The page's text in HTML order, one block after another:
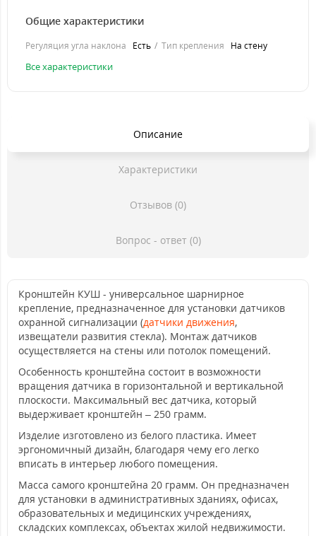
Общие характеристики
Регуляция угла наклона Есть Тип крепления На стену
Все характеристики
Описание
Характеристики
Отзывов (0)
Вопрос - ответ (0)
Кронштейн КУШ - универсальное шарнирное
крепление, предназначенное для установки датчиков
охранной сигнализации (датчики движения,
извещатели развития стекла). Монтаж датчиков
осуществляется на стены или потолок помещений.
Особенность кронштейна состоит в возможности
вращения датчика в горизонтальной и вертикальной
плоскости. Максимальный вес датчика, который
выдерживает кронштейн – 250 грамм.
Изделие изготовлено из белого пластика. Имеет
эргономичный дизайн, благодаря чему его легко
вписать в интерьер любого помещения.
Масса самого кронштейна 20 грамм. Он предназначен
для установки в административных зданиях, офисах,
образовательных и медицинских учреждениях,
складских комплексах, объектах жилой недвижимости.